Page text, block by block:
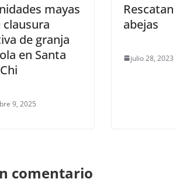
mayas
clausura
de granja
en Santa
9, 2025
abejas
julio 28, 2023
comentario